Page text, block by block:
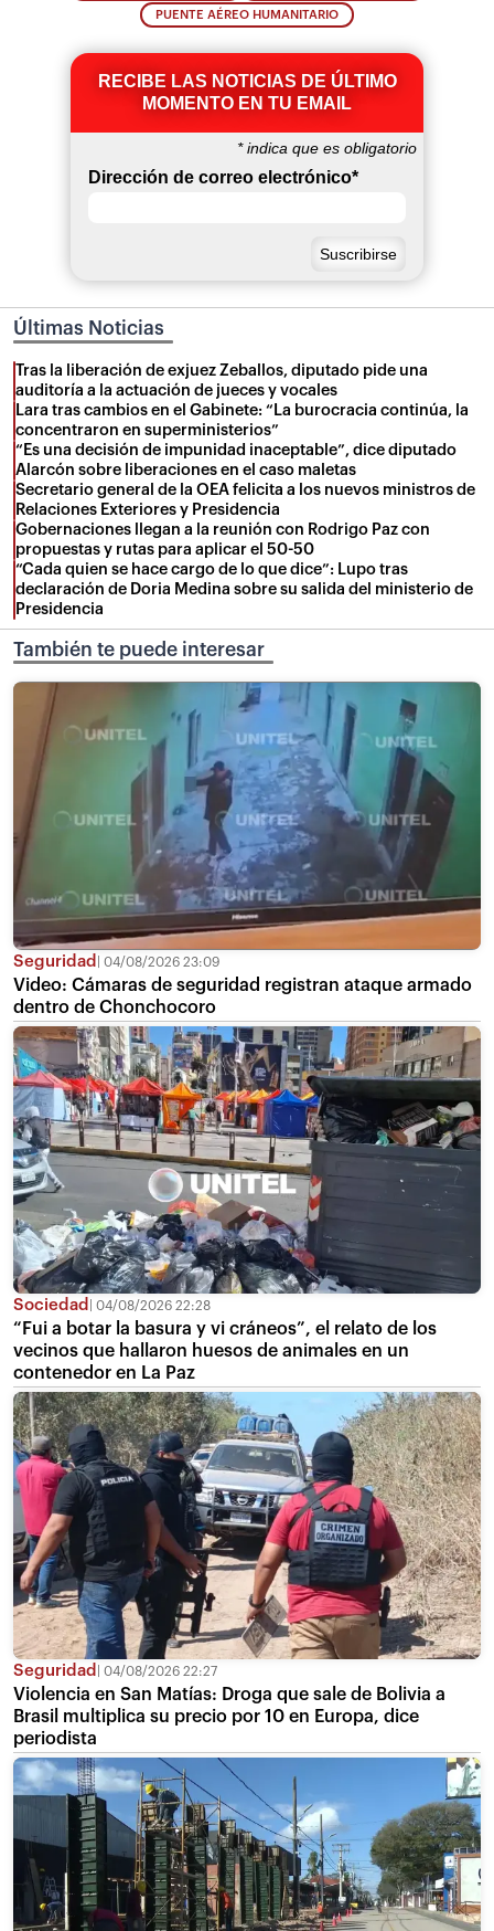
PUENTE AÉREO HUMANITARIO
RECIBE LAS NOTICIAS DE ÚLTIMO
MOMENTO EN TU EMAIL
*indica que es obligatorio
Dirección de correo electrónico*
Últimas Noticias
Tras la liberación de exjuez Zeballos, diputado pide una
auditoría a la actuación de jueces y vocales
Lara tras cambios en el Gabinete: “La burocracia continúa, la
concentraron en superministerios”
“Es una decisión de impunidad inaceptable”, dice diputado
Alarcón sobre liberaciones en el caso maletas
Secretario general de la OEA felicita a los nuevos ministros de
Relaciones Exteriores y Presidencia
Gobernaciones llegan a la reunión con Rodrigo Paz con
propuestas y rutas para aplicar el 50-50
“Cada quien se hace cargo de lo que dice”: Lupo tras
declaración de Doria Medina sobre su salida del ministerio de
Presidencia
También te puede interesar
Seguridad 04/08/2026 23:09
Video: Cámaras de seguridad registran ataque armado
dentro de Chonchocoro
Sociedad 04/08/2026 22:28
“Fui a botar la basura y vi cráneos”, el relato de los
vecinos que hallaron huesos de animales en un
contenedor en La Paz
Seguridad 04/08/2026 22:27
Violencia en San Matías: Droga que sale de Bolivia a
Brasil multiplica su precio por 10 en Europa, dice
periodista